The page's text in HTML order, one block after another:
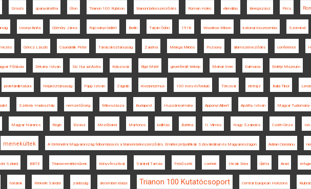
Smuts spanyolnátha Úton Trianon 100 Rubicon trianoni békeszerződés Roman Holec ellenállás Beregszász Pécs
Uzonyi Anita Gömöry János Rajcsányi Gellért Berlin Tarján Ödön 1918 Woodrow Wilson katonai összeomlás Szombat
Göncz László Csunderlik Péter Tanácsköztársaság Zalatna Melega Miklós Pozsony államszerveződés conference
Főiskola Dékány István Sic Itur ad Astra Kolozsvár Rigó Máté georeferált térkép Molnár Imre Dalmácia Erdélyi Múzeum
proletárdiktatúra Népköztársaság Papp István Zágráb revizionizmus 100 éves évforduló Törcsvár életrajz Balla Tibor
Székely Hadosztály nemzetőrség Mikeszásza Budapest Huszár-kormány Apponyi Albert Apáthy István Magyar Tudomány
Magyar Narancs Regio Elzász Mezőbánd Martonos kiállítás Batrina II. Vilmos Nagy Szabolcs Csáth Géza
menekültek A történelmi Magyarország felbomlása és a trianoni békeszerződés. Emlékezetpolitikák Szlovákiában és Magyarországon Adrian Cioroianu
Szilárd BBTE Trianon-emlékművek Könyvfesztivál Sárándi Tamás Felsőszék csehek Hicsik Dóra Újléta Arad
határok Wekerle Sándor zsidóság december elseje Trianon 100 Kutatócsoport Central European Horizons